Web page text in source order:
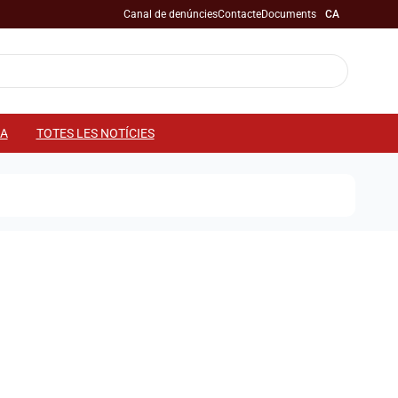
Canal de denúnciesContacteDocuments CA
TOTES LES NOTÍCIES